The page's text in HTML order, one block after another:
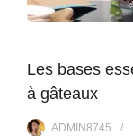
Les bases
à gâteaux
ADMIN8745